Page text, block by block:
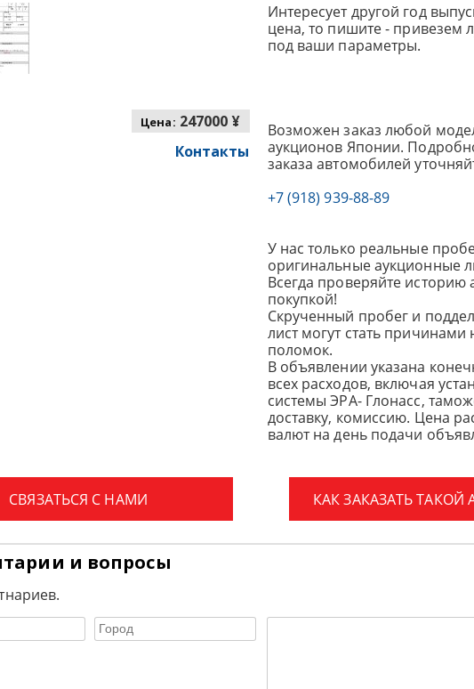
Цена: 247000 ¥
Контакты
Интересует другой год
цена, то пишите - привезем
под ваши параметры.
Возможен заказ любой
аукционов Японии.
заказа автомобилей
+7 (918) 939-88-89
У нас только реальные
оригинальные аукционные
Всегда проверяйте
покупкой!
Скрученный пробег и
лист могут стать причинами
поломок.
В объявлении указана
всех расходов, включая
системы ЭРА- Глонасс,
доставку, комиссию. Цена
валют на день подачи
КАК ЗАКАЗАТЬ ТАКОЙ
СВЯЗАТЬСЯ С НАМИ
и вопросы